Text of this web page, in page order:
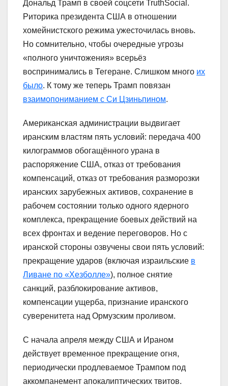
Дональд Трамп в своей соцсети TruthSocial.
Риторика президента США в отношении
хомейнистского режима ужесточилась вновь.
Но сомнительно, чтобы очередные угрозы
«полного уничтожения» всерьёз
воспринимались в Тегеране. Слишком много их
было. К тому же теперь Трамп повязан
взаимопониманием с Си Цзиньпином.
Американская администрации выдвигает
иранским властям пять условий: передача 400
килограммов обогащённого урана в
распоряжение США, отказ от требования
компенсаций, отказ от требования разморозки
иранских зарубежных активов, сохранение в
рабочем состоянии только одного ядерного
комплекса, прекращение боевых действий на
всех фронтах и ведение переговоров. Но с
иранской стороны озвучены свои пять условий:
прекращение ударов (включая израильские в
Ливане по «Хезболле»), полное снятие
санкций, разблокирование активов,
компенсации ущерба, признание иранского
суверенитета над Ормузским проливом.
С начала апреля между США и Ираном
действует временное прекращение огня,
периодически продлеваемое Трампом под
аккомпанемент апокалиптических твитов.